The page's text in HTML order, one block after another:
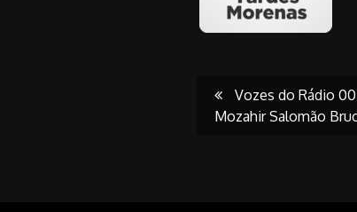
Post
Vozes do Rádio
Mozahir Salomão